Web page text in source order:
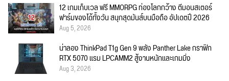
12 เกมเก็บเวล ฟรี MMORPG ท่องโลกกว้าง ตีมอนสเตอร์
ฟาร์มของได้ทั้งวัน สนุกสุดมันส์บนมือถือ อัปเดตปี 2026
Aug 5, 2026
น่าลอง ThinkPad T1g Gen 9 พลัง Panther Lake กราฟิก
RTX 5070 แรม LPCAMM2 สู้งานหนักและเกมมิ่ง
Aug 3, 2026